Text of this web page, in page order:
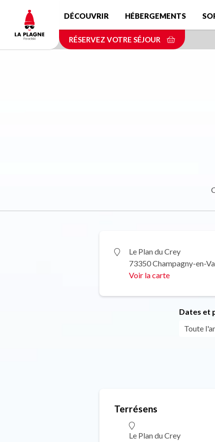
contenu
principal
DÉCOUVRIR HÉBERGEMENTS
RÉSERVEZ VOTRE SÉJOUR
Le Plan du Crey
73350 Champagny-en-
Voir la carte
Dates et
Toute
Terrésens
Le Plan du Crey